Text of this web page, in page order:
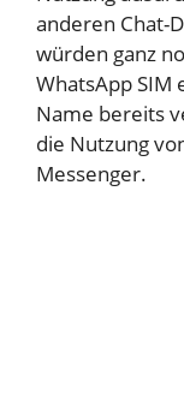
anderen Chat-
würden ganz
WhatsApp SIM
Name bereits
die Nutzung
Messenger.